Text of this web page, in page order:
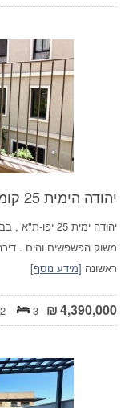
יהודה הימית 25 קומה 1
יהודה ימית
משוק הפשפשים והים .
ראשונה [מידע נוסף]
3
2 ₪4,390,000